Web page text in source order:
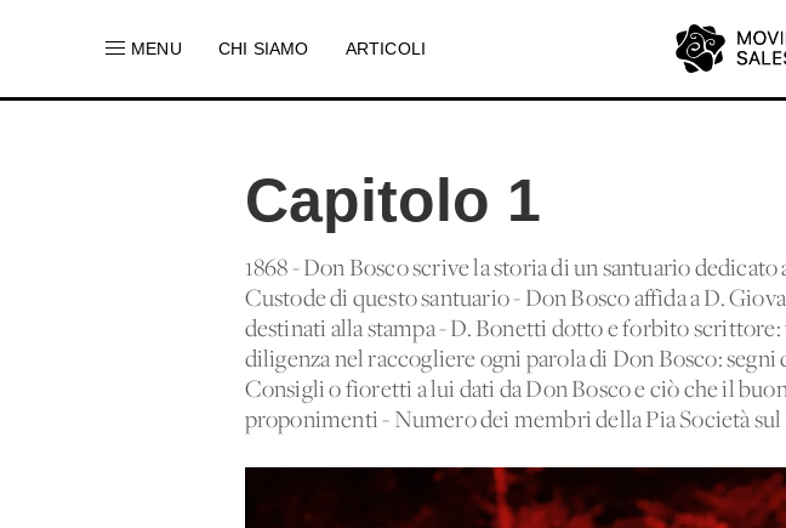
MENU CHI SIAMO ARTICOLI
Capitolo 1
1868 - Don Bosco scrive la storia di un santuario
Custode di questo santuario - Don Bosco affida a D.
destinati alla stampa - D. Bonetti dotto e forbito
diligenza nel raccogliere ogni parola di Don Bosco:
Consigli o fioretti a lui dati da Don Bosco e ciò che il
proponimenti - Numero dei membri della Pia Società sul